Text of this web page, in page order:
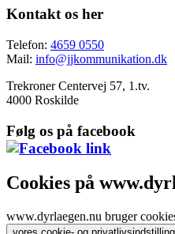
Kontakt os her
Telefon: 4659 0550
Mail: info@jjkommunikation.dk
Trekroner Centervej 57, 1.tv.
4000 Roskilde
Følg os på facebook
Cookies på
www.dyrlaegen.nu bruger